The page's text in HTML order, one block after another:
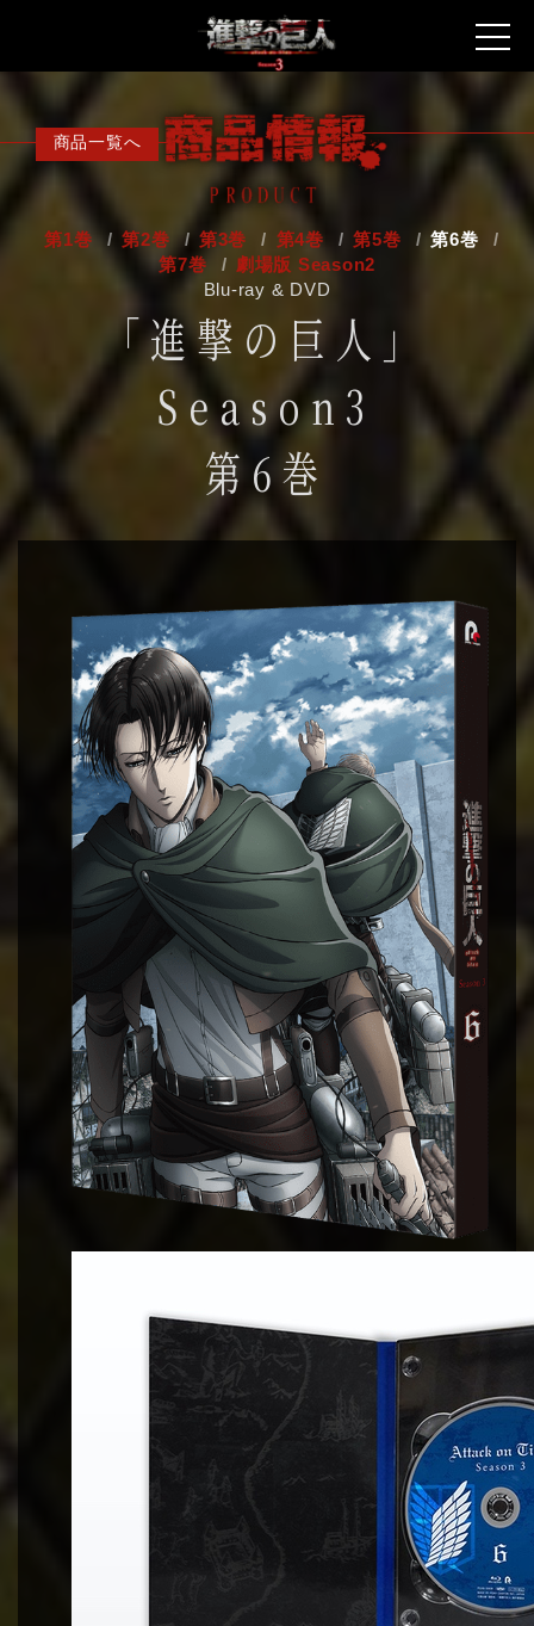
最新情報
放送情報
物語
スタッフ・キャスト
キャラクター
商品情報
スペシャル
Twitter
商品一覧へ
第1巻 第2巻 第3巻 第4巻 第5巻
第6巻
第7巻
劇場版 Season2
Blu-ray & DVD
「進撃の巨人」
Season3
第6巻